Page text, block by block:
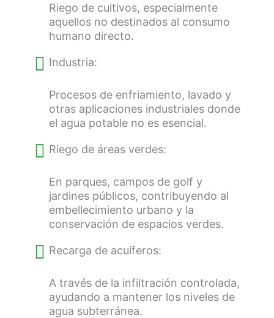
Riego de cultivos, especialmente
aquellos no destinados al consumo
humano directo.
Industria:
Procesos de enfriamiento, lavado y
otras aplicaciones industriales donde
el agua potable no es esencial.
Riego de áreas verdes:
En parques, campos de golf y
jardines públicos, contribuyendo al
embellecimiento urbano y la
conservación de espacios verdes.
Recarga de acuíferos:
A través de la infiltración controlada,
ayudando a mantener los niveles de
agua subterránea.